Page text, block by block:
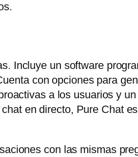
Incluye un software
con opciones para
a los usuarios y
en directo, Pure Chat
con las mismas